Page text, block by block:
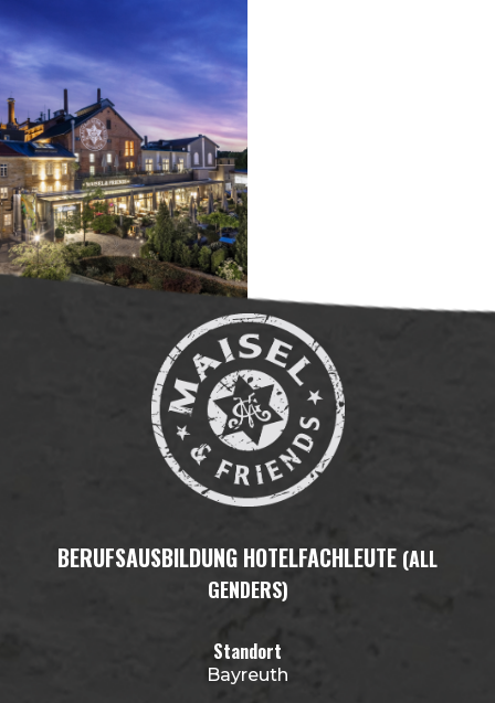
BERUFSAUSBILDUNG HOTELFACHLEUTE (ALL
GENDERS)
Standort
Bayreuth